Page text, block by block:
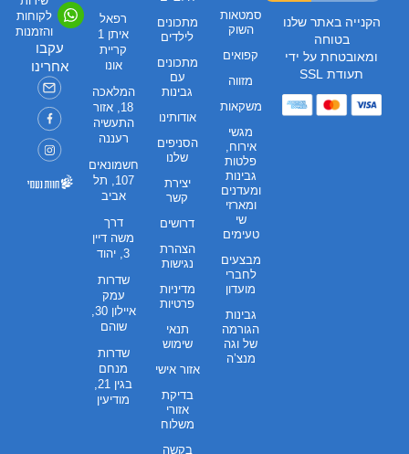
סמטאות
השוק
קפואים
מזווה
משקאות
מגשי
אירוח,
פלטות
גבינות
ומעדנים
ומארזי
שי
טעימים
מבצעים
לחברי
מועדון
גבינות
הגורמה
של וגה
מנצ’ה
מתכונים
לילדים
מתכונים
עם
גבינות
אודותינו
הסניפים
שלנו
יצירת
קשר
דרושים
הצהרת
נגישות
מדיניות
פרטיות
תנאי
שימוש
אזור אישי
בדיקת
אזורי
משלוח
בקשה
רפאל
איתן 1
קריית
אונו
המלאכה
18, אזור
התעשיה
רעננה
חשמונאים
107, תל
אביב
דרך
משה דיין
3, יהוד
שדרות
עמק
שוהם
שדרות
מנחם
מודיעין
לקוחות
והזמנות
עקבו
אחרינו
הקנייה באתר שלנו
בטוחה
ומאובטחת על ידי
תעודת SSL